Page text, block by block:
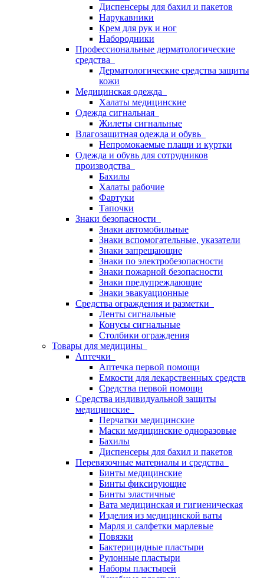
Диспенсеры для бахил и пакетов
Нарукавники
Крем для рук и ног
Набородники
Профессиональные дерматологические
средства
Дерматологические средства защиты
кожи
Медицинская одежда
Халаты медицинские
Одежда сигнальная
Жилеты сигнальные
Влагозащитная одежда и обувь
Непромокаемые плащи и куртки
Одежда и обувь для сотрудников
производства
Бахилы
Халаты рабочие
Фартуки
Тапочки
Знаки безопасности
Знаки автомобильные
Знаки вспомогательные, указатели
Знаки запрещающие
Знаки по электробезопасности
Знаки пожарной безопасности
Знаки предупреждающие
Знаки эвакуационные
Средства ограждения и разметки
Ленты сигнальные
Конусы сигнальные
Столбики ограждения
Товары для медицины
Аптечки
Аптечка первой помощи
Емкости для лекарственных средств
Средства первой помощи
Средства индивидуальной защиты
медицинские
Перчатки медицинские
Маски медицинские одноразовые
Бахилы
Диспенсеры для бахил и пакетов
Перевязочные материалы и средства
Бинты медицинские
Бинты фиксирующие
Бинты эластичные
Вата медицинская и гигиеническая
Изделия из медицинской ваты
Марля и салфетки марлевые
Повязки
Бактерицидные пластыри
Рулонные пластыри
Наборы пластырей